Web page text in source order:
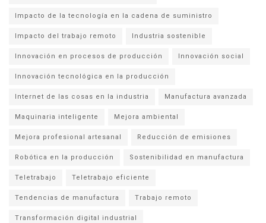
Impacto de la tecnología en la cadena de suministro
Impacto del trabajo remoto Industria sostenible
Innovación en procesos de producción Innovación social
Innovación tecnológica en la producción
Internet de las cosas en la industria Manufactura avanzada
Maquinaria inteligente Mejora ambiental
Mejora profesional artesanal Reducción de emisiones
Robótica en la producción Sostenibilidad en manufactura
Teletrabajo Teletrabajo eficiente
Tendencias de manufactura Trabajo remoto
Transformación digital industrial